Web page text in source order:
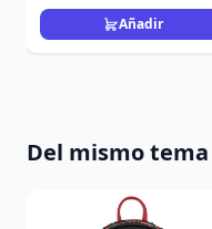
Añadir
Del mismo tema